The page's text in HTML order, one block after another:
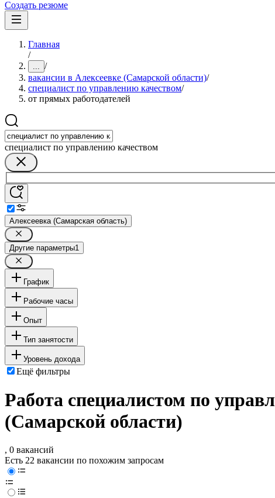
Создать резюме
Главная
/
... /
вакансии в Алексеевке (Самарской области)/
специалист по управлению качеством/
от прямых работодателей
специалист по управлению качеством
Алексеевка (Самарская область)
Другие параметры1
График
Рабочие часы
Опыт
Тип занятости
Уровень дохода
Ещё фильтры
Работа специалистом по
(Самарской области)
, 0 вакансий
Есть 22 вакансии по похожим запросам